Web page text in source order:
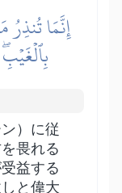
إِنَّمَا
）に従
畏れる
益する
と偉大